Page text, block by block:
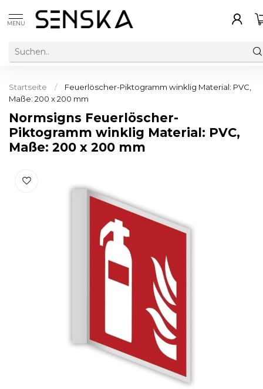
MENU
Startseite /
Feuerlöscher-Piktogramm winklig Material: PVC,
Maße: 200 x 200 mm
Normsigns Feuerlöscher-
Piktogramm winklig Material: PVC,
Maße: 200 x 200 mm